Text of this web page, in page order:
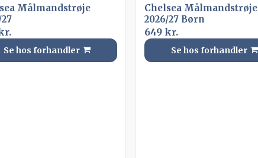
Målmandstrøje
Se hos forhandler
Chelsea Målmandstrøje
2026/27 Børn
649 kr.
Se hos forhandler